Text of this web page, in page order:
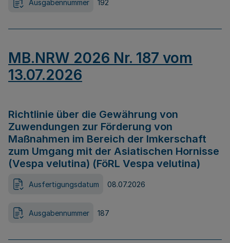
Ausgabennummer 192
MB.NRW 2026 Nr. 187 vom
13.07.2026
Richtlinie über die Gewährung von
Zuwendungen zur Förderung von
Maßnahmen im Bereich der Imkerschaft
zum Umgang mit der Asiatischen Hornisse
(Vespa velutina) (FöRL Vespa velutina)
Ausfertigungsdatum 08.07.2026
Ausgabennummer 187